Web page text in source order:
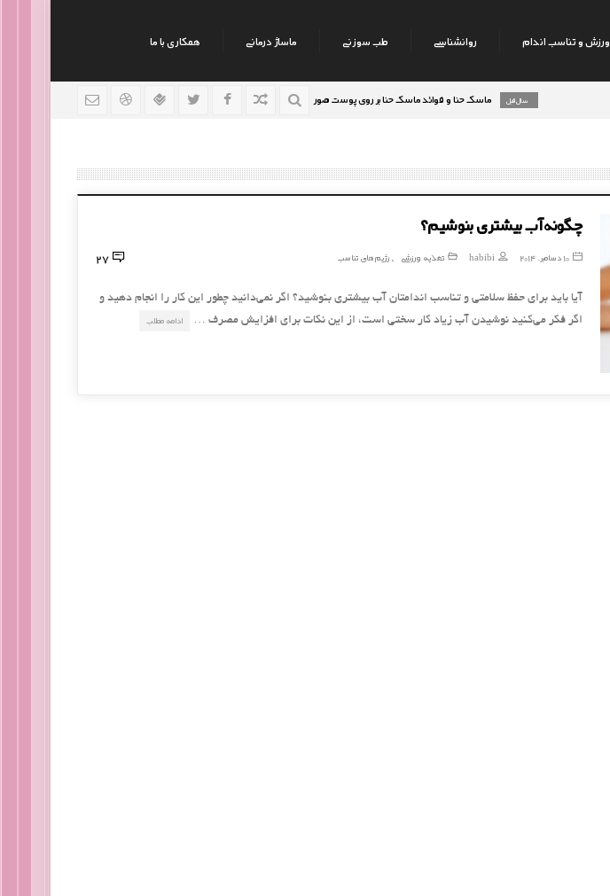
ورزش و تناسب اندام روانشناسی طب سوزنی ماساژ درمانی همکاری با ما
ماسک حنا و فوائد ماسک حنا بر روی پوست صورت نکات جالب روانشناسی 9 سال قبل
چگونه آب بیشتری بنوشیم؟
10 دسامبر, 2014 habibi تغذیه ورزشی ,رژیم های تناسب 27
آیا باید برای حفظ سلامتی و تناسب اندامتان آب بیشتری بنوشید؟ اگر نمی‌دانید چطور این کار را انجام دهید و
اگر فکر می‌کنید نوشیدن آب زیاد کار سختی است، از این نکات برای افزایش مصرف …
ادامه مطلب